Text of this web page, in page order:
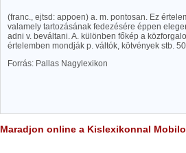
(franc., ejtsd: appoen) a. m. pontosan. Ez
valamely tartozásának fedezésére éppen
adni v. beváltani. A. különben főkép a
értelemben mondják p. váltók, kötvények stb.
Forrás: Pallas Nagylexikon
Maradjon online a Kislexikonnal